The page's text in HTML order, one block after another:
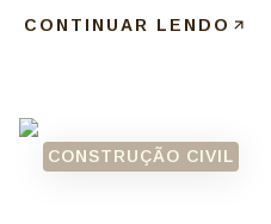
CONTINUAR LENDO
CONSTRUÇÃO CIVIL